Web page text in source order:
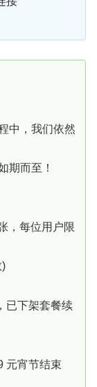
中，我们依然
期而至！
，每位用户限
)
已下架套餐续
元宵节结束